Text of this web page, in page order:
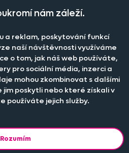
akční nabídky, novinky, tipy a
prodávající povinen vystavit
povinen zaevidovat přijatou tržbu u
nám záleží.
a reklam, poskytování funkcí
naší návštěvnosti využíváme
o tom, jak náš web používáte,
pro sociální média, inzerci a
mohou zkombinovat s dalšími
poskytli nebo které získali v
používáte jejich služby.
Rozumím